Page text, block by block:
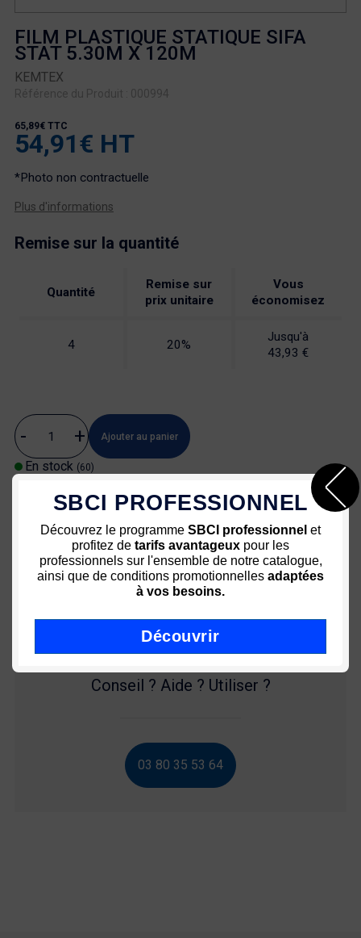
FILM PLASTIQUE STATIQUE SIFA
STAT 5.30M X 120M
KEMTEX
Référence du Produit : 000994
54,91€ HT
65,89€ TTC
*Photo non contractuelle
Plus d'informations
Remise sur la quantité
Quantité
Remise sur
prix unitaire
Vous
économisez
4 20%
Jusqu'à
43,93 €
Ajouter au panier
En stock (60)
Paiement sécurisé 3D
sécurisé
Des prix attractifs
Une équipe à votre service
Livraison rapide - Colissimo
72h
Conseil ? Aide ? Utiliser ?
03 80 35 53 64
SBCI PROFESSIONNEL
Découvrez le programme SBCI professionnel et
profitez de tarifs avantageux pour les
professionnels sur l'ensemble de notre catalogue,
ainsi que de conditions promotionnelles adaptées
à vos besoins.
Découvrir